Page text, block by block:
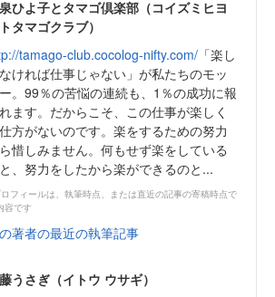
ひよ子とタマゴ倶楽部（コイズミヒヨ
タマゴクラブ）
tamago-club.cocolog-nifty.com/ 「楽し
ければ仕事じゃない」が私たちのモッ
ー。99％の苦悩の連続も、1％の成功に報
ます。だからこそ、この仕事が楽しく
方がないのです。楽をするための努力
惜しみません。何もせず楽をしている
、努力をしたから楽ができるのと...
フィールは、執筆時点、または直近の記事の寄稿時点で
容です
著者の最近の執筆記事
うさぎ（イトウ ウサギ）